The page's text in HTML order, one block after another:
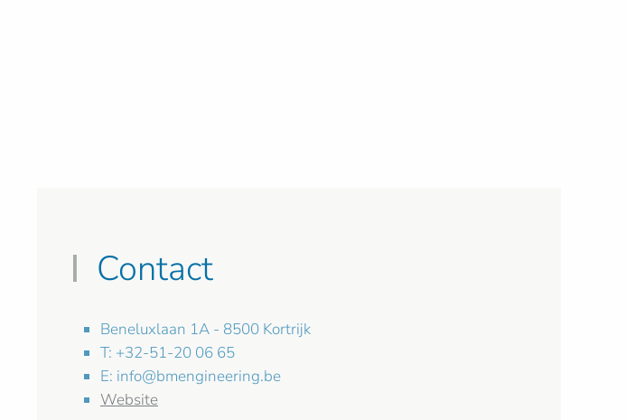
Contact
Beneluxlaan 1A - 8500 Kortrijk
T: +32-51-20 06 65
E: info@bmengineering.be
Website